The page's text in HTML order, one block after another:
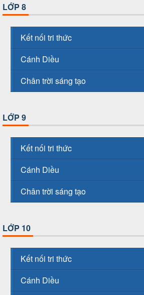
LỚP 8
Kết nối tri thức
Cánh Diều
Chân trời sáng tạo
LỚP 9
Kết nối tri thức
Cánh Diều
Chân trời sáng tạo
LỚP 10
Kết nối tri thức
Cánh Diều